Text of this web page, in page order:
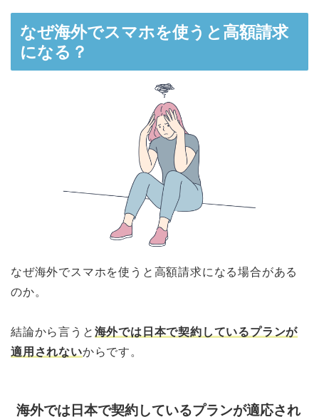
なぜ海外でスマホを使うと高額請求
になる？
なぜ海外でスマホを使うと高額請求になる場合がある
のか。
結論から言うと 海外では日本で契約しているプランが
適用されないからです。
海外では日本で契約しているプランが適応され